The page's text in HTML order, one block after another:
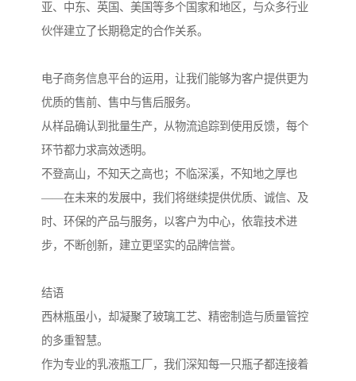
亚、中东、英国、美国等多个国家和地区，与众多行业
伙伴建立了长期稳定的合作关系。
电子商务信息平台的运用，让我们能够为客户提供更为
优质的售前、售中与售后服务。
从样品确认到批量生产，从物流追踪到使用反馈，每个
环节都力求高效透明。
不登高山，不知天之高也；不临深溪，不知地之厚也
——在未来的发展中，我们将继续提供优质、诚信、及
时、环保的产品与服务，以客户为中心，依靠技术进
步，不断创新，建立更坚实的品牌信誉。
结语
西林瓶虽小，却凝聚了玻璃工艺、精密制造与质量管控
的多重智慧。
作为专业的乳液瓶工厂，我们深知每一只瓶子都连接着